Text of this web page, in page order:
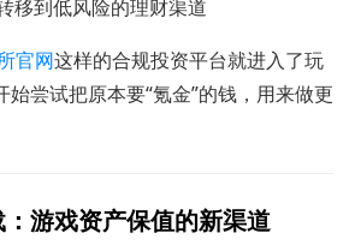
移到低风险的理财渠道
官网这样的合规投资平台就进入了玩
尝试把原本要“氪金”的钱，用来做更
游戏资产保值的新渠道